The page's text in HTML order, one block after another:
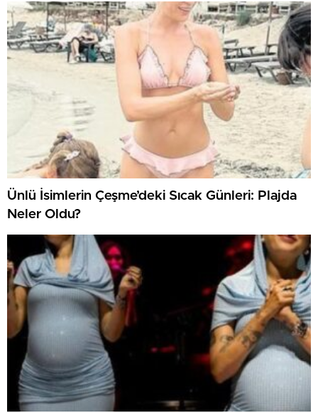
Ünlü İsimlerin Çeşme’deki Sıcak Günleri: Plajda
Neler Oldu?